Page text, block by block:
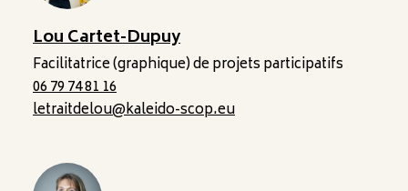
Lou Cartet-Dupuy
Facilitatrice (graphique) de projets participatifs
06 79 74 81 16
letraitdelou@kaleido-scop.eu